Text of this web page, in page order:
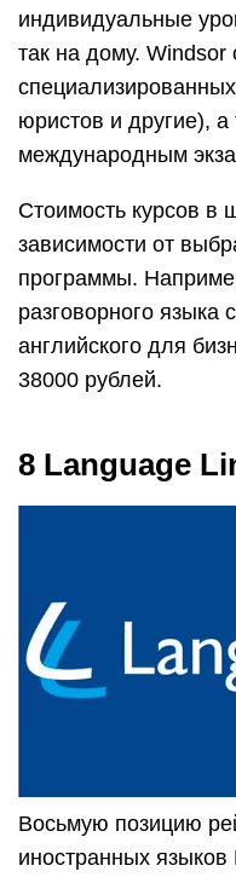
индивидуальные
так на дому.
юристов и другие), а
международным
Стоимость курсов в
зависимости от
программы.
разговорного языка
английского для
38000 рублей.
8 Language
Восьмую позицию
иностранных